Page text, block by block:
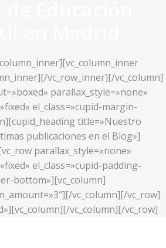
vc_row_inner][/vc_column]
parallax_style=»none»
el_class=»cupid-margin-
title=»Nuestro
publicaciones en el Blog»]
parallax_style=»none»
el_class=»cupid-padding-
bottom»][vc_column]
vc_column][/vc_row]
vc_column][/vc_row]